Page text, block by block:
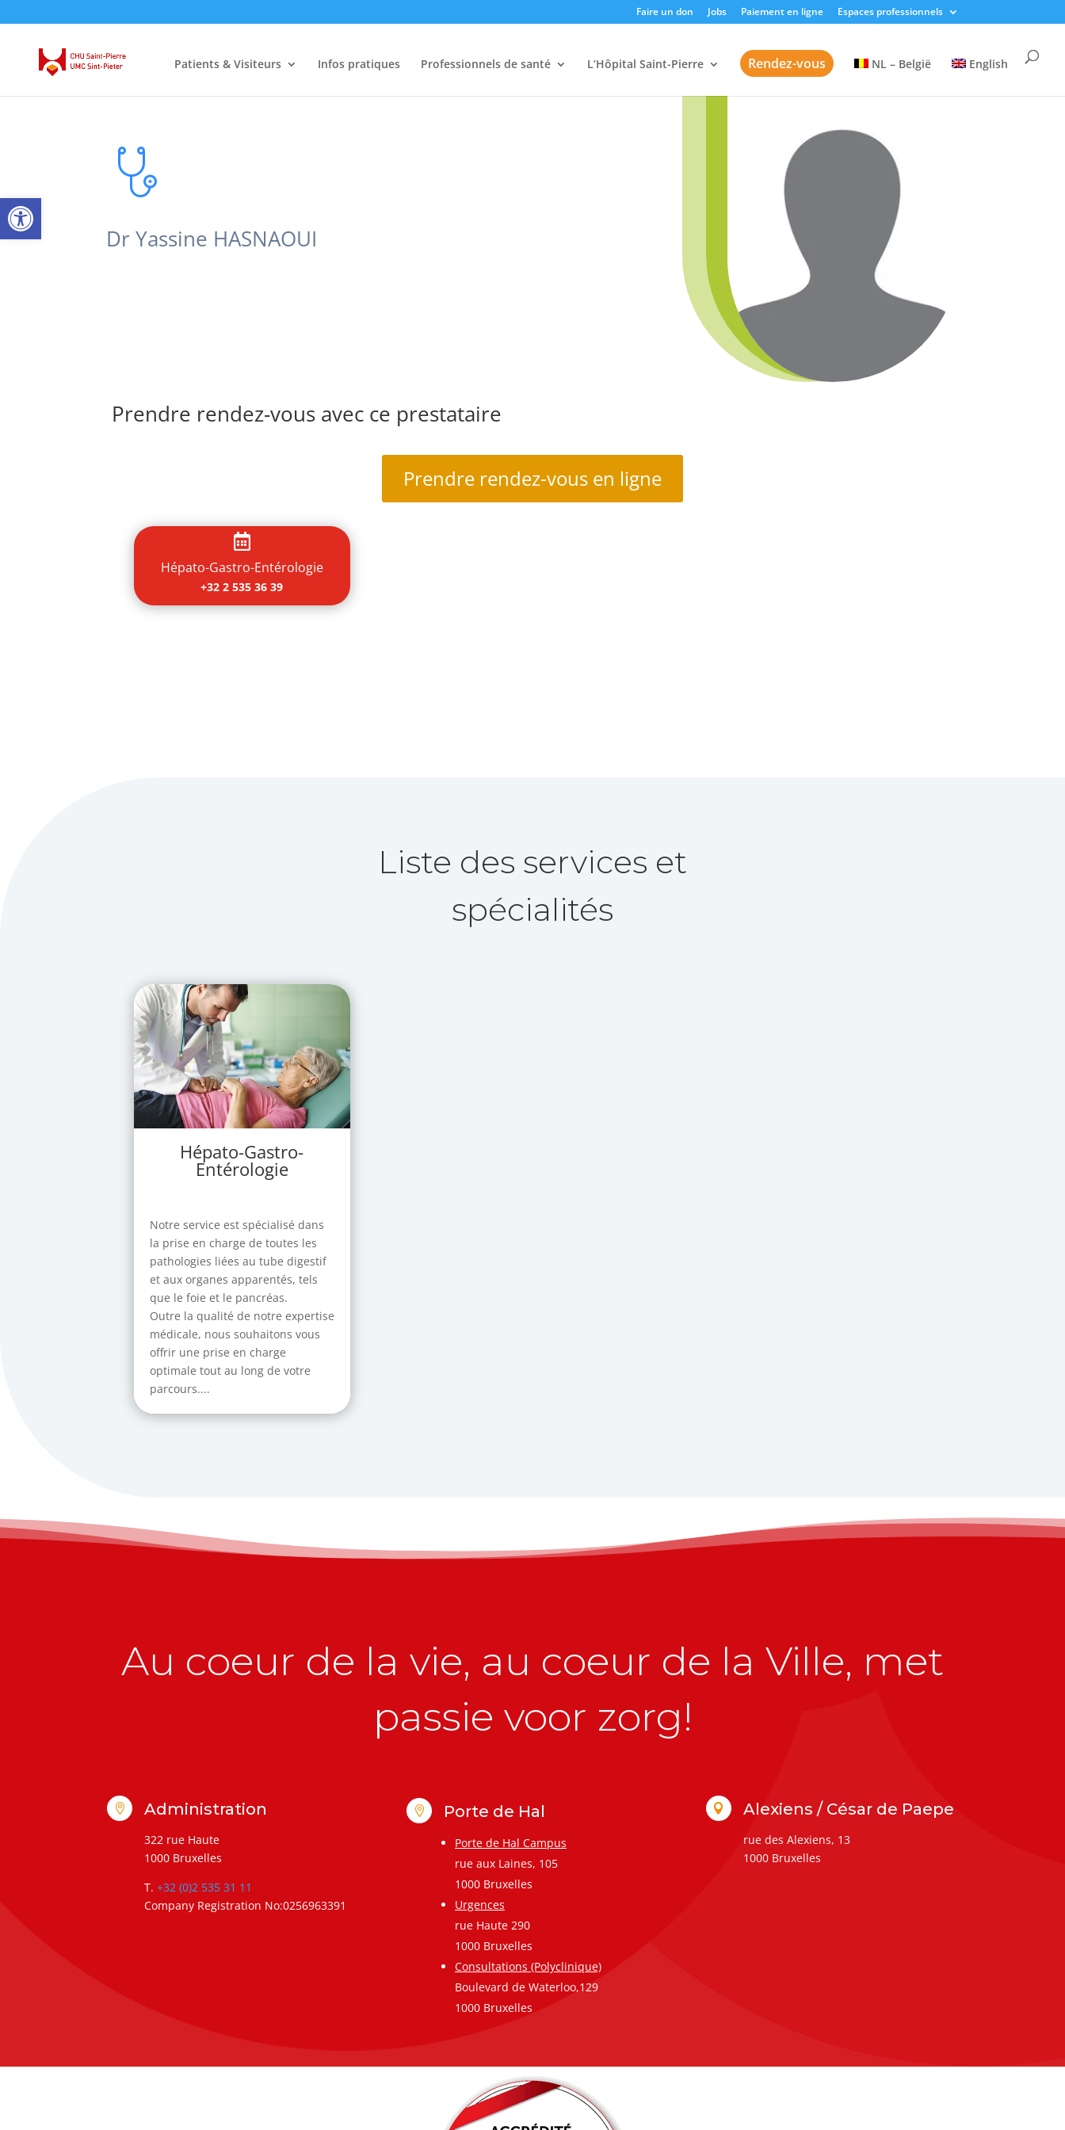
Ouvrir la barre d’outils
Faire un don Jobs Paiement en ligne Espaces professionnels
Patients & Visiteurs Infos pratiques Professionnels de santé L’Hôpital Saint-Pierre Rendez-vous NL – België English
Dr Yassine HASNAOUI
Prendre rendez-vous avec ce prestataire
Prendre rendez-vous en ligne

Hépato-Gastro-Entérologie
+32 2 535 36 39
Liste des services et
spécialités
Hépato-Gastro-
Entérologie
Notre service est spécialisé dans
la prise en charge de toutes les
pathologies liées au tube digestif
et aux organes apparentés, tels
que le foie et le pancréas.
Outre la qualité de notre expertise
médicale, nous souhaitons vous
offrir une prise en charge
optimale tout au long de votre
parcours....
Au coeur de la vie, au coeur de la Ville, met
passie voor zorg!
 Administration
322 rue Haute
1000 Bruxelles
T. +32 (0)2 535 31 11
Company Registration No:0256963391
 Porte de Hal
Porte de Hal Campus
rue aux Laines, 105
1000 Bruxelles
Urgences
rue Haute 290
1000 Bruxelles
Consultations (Polyclinique)
Boulevard de Waterloo,129
1000 Bruxelles
 Alexiens / César de Paepe
rue des Alexiens, 13
1000 Bruxelles